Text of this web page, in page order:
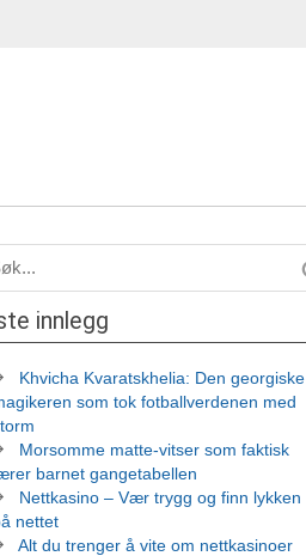
innlegg
Khvicha Kvaratskhelia: Den georgiske
som tok fotballverdenen med
Morsomme matte-vitser som faktisk
barnet gangetabellen
Nettkasino – Vær trygg og finn lykken
nettet
Alt du trenger å vite om nettkasinoer